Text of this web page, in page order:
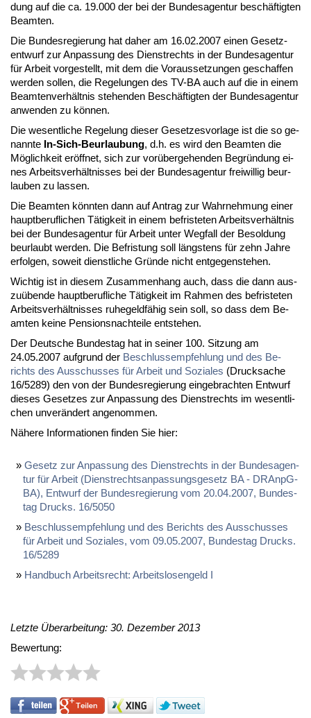
dung auf die ca. 19.000 der bei der Bun­des­agen­tur be­schäf­tig­ten
Be­am­ten.
Die Bun­des­re­gie­rung hat da­her am 16.02.2007 ei­nen Ge­setz­
ent­wurf zur An­pas­sung des Dienst­rechts in der Bun­des­agen­tur
für Ar­beit vor­ge­stellt, mit dem die Vor­aus­set­zun­gen ge­schaf­fen
wer­den sol­len, die Re­ge­lun­gen des TV-BA auch auf die in ei­nem
Be­am­ten­ver­hält­nis ste­hen­den Be­schäf­tig­ten der Bun­des­agen­tur
an­wen­den zu kön­nen.
Die we­sent­li­che Re­ge­lung die­ser Ge­set­zes­vor­la­ge ist die so ge­
nann­te In-Sich-Be­ur­lau­bung, d.h. es wird den Be­am­ten die
Mög­lich­keit er­öff­net, sich zur vor­über­ge­hen­den Be­grün­dung ei­
nes Ar­beits­ver­hält­nis­ses bei der Bun­des­agen­tur frei­wil­lig be­ur­
lau­ben zu las­sen.
Die Be­am­ten könn­ten dann auf An­trag zur Wahr­neh­mung ei­ner
haupt­be­ruf­li­chen Tä­tig­keit in ei­nem be­fris­te­ten Ar­beits­ver­hält­nis
bei der Bun­des­agen­tur für Ar­beit un­ter Weg­fall der Be­sol­dung
be­ur­laubt wer­den. Die Be­fris­tung soll längs­tens für zehn Jah­re
er­fol­gen, so­weit dienst­li­che Grün­de nicht ent­ge­gen­ste­hen.
Wich­tig ist in die­sem Zu­sam­men­hang auch, dass die dann aus­
zu­üben­de haupt­be­ruf­li­che Tä­tig­keit im Rah­men des be­fris­te­ten
Ar­beits­ver­hält­nis­ses ru­he­geld­fä­hig sein soll, so dass dem Be­
am­ten kei­ne Pen­si­ons­nach­tei­le ent­ste­hen.
Der Deut­sche Bun­des­tag hat in sei­ner 100. Sit­zung am
24.05.2007 auf­grund der Be­schluss­emp­feh­lung und des Be­
richts des Aus­schus­ses für Ar­beit und So­zia­les (Druck­sa­che
16/5289) den von der Bun­des­re­gie­rung ein­ge­brach­ten Ent­wurf
die­ses Ge­set­zes zur An­pas­sung des Dienst­rechts im we­sent­li­
chen un­ver­än­dert an­ge­nom­men.
Nä­he­re In­for­ma­tio­nen fin­den Sie hier:
Ge­setz zur An­pas­sung des Dienst­rechts in der Bun­des­agen­
tur für Ar­beit (Dienst­rechts­an­pas­sungs­ge­setz BA - DRAn­pG­
BA), Ent­wurf der Bun­des­re­gie­rung vom 20.04.2007, Bun­des­
tag Drucks. 16/5050
Be­schluss­emp­feh­lung und des Be­richts des Aus­schus­ses
für Ar­beit und So­zia­les, vom 09.05.2007, Bun­des­tag Drucks.
16/5289
Hand­buch Ar­beits­recht: Ar­beits­lo­sen­geld I
Letzte Überarbeitung: 30. Dezember 2013
Bewertung: